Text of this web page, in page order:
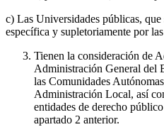
c) Las Universidades públicas,
específica y supletoriamente por
Tienen la consideración de
Administración General del
las Comunidades
Administración Local, así
entidades de derecho
apartado 2 anterior.